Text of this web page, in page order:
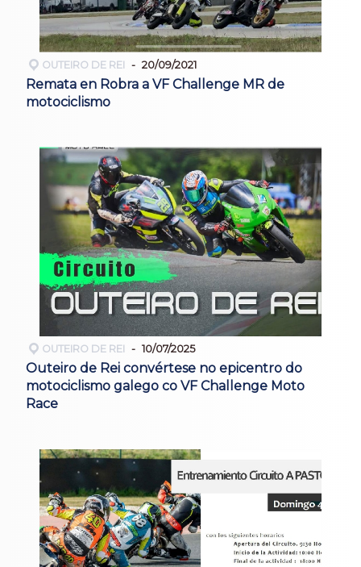
OUTEIRO DE REI 20/09/2021
Remata en Robra a VF Challenge MR de
motociclismo
OUTEIRO DE REI 10/07/2025
Outeiro de Rei convértese no epicentro do
motociclismo galego co VF Challenge Moto
Race